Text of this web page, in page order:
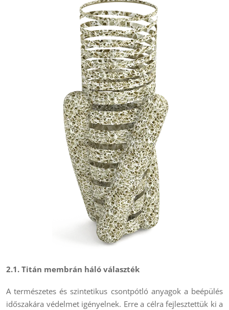
2.1. Titán membrán háló választék
A természetes és szintetikus csontpótló anyagok a beépülés
időszakára védelmet igényelnek. Erre a célra fejlesztettük ki a